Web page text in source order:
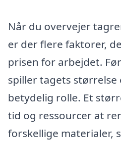
Når du overvejer
er der flere faktorer,
prisen for arbejdet.
spiller tagets størrelse
betydelig rolle. Et
tid og ressourcer at
forskellige materialer,